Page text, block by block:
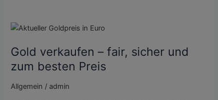
Gold verkaufen – fair, sicher und
zum besten Preis
Allgemein / admin
Gold
–
fair,
und